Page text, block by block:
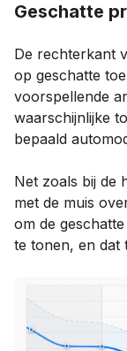
Geschatte
De rechterkant
op geschatte
voorspellende
waarschijnlijke
bepaald
Net zoals bij de
met de muis
om de
te tonen, en dat